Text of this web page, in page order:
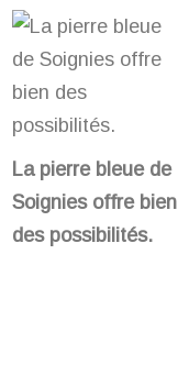
La pierre bleue de
Soignies offre bien
des possibilités.